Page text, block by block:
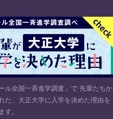
ル全国一斉進学調査」で 先輩たちか
た、大正大学に入学を決めた理由を
す。